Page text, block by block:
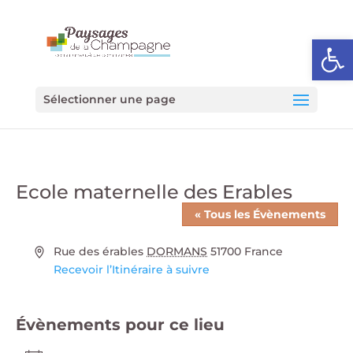
Ouvrir
Sélectionner une page
Ecole maternelle des Erables
« Tous les Évènements
Adresse
Rue des érables DORMANS 51700 France
Recevoir l’Itinéraire à suivre
Évènements pour ce lieu